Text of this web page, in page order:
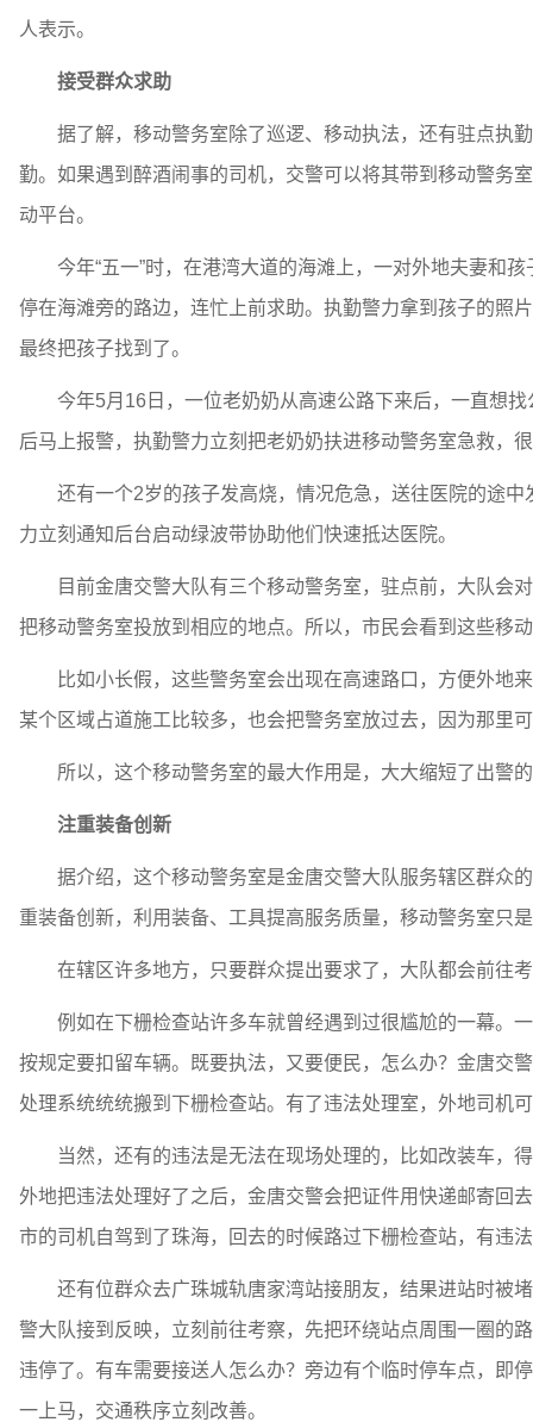
人表示。
接受群众求助
据了解，移动警务室除了巡逻、移动执法，还有驻点执
勤。如果遇到醉酒闹事的司机，交警可以将其带到移动警务
动平台。
今年“五一”时，在港湾大道的海滩上，一对外地夫妻和孩
停在海滩旁的路边，连忙上前求助。执勤警力拿到孩子的照
最终把孩子找到了。
今年5月16日，一位老奶奶从高速公路下来后，一直想找
后马上报警，执勤警力立刻把老奶奶扶进移动警务室急救，
还有一个2岁的孩子发高烧，情况危急，送往医院的途中
力立刻通知后台启动绿波带协助他们快速抵达医院。
目前金唐交警大队有三个移动警务室，驻点前，大队会
把移动警务室投放到相应的地点。所以，市民会看到这些移
比如小长假，这些警务室会出现在高速路口，方便外地
某个区域占道施工比较多，也会把警务室放过去，因为那里
所以，这个移动警务室的最大作用是，大大缩短了出警
注重装备创新
据介绍，这个移动警务室是金唐交警大队服务辖区群众
重装备创新，利用装备、工具提高服务质量，移动警务室只
在辖区许多地方，只要群众提出要求了，大队都会前往
例如在下栅检查站许多车就曾经遇到过很尴尬的一幕。
按规定要扣留车辆。既要执法，又要便民，怎么办？金唐交
处理系统统统搬到下栅检查站。有了违法处理室，外地司机
当然，还有的违法是无法在现场处理的，比如改装车，
外地把违法处理好了之后，金唐交警会把证件用快递邮寄回
市的司机自驾到了珠海，回去的时候路过下栅检查站，有违
还有位群众去广珠城轨唐家湾站接朋友，结果进站时被
警大队接到反映，立刻前往考察，先把环绕站点周围一圈的
违停了。有车需要接送人怎么办？旁边有个临时停车点，即
一上马，交通秩序立刻改善。